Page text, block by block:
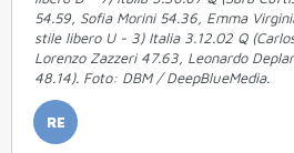
54.59, Sofia Morini 54.36, Emma
stile libero U - 3) Italia 3.12.02 Q
Lorenzo Zazzeri 47.63, Leonardo
48.14). Foto: DBM / DeepBlueMedia.
RE